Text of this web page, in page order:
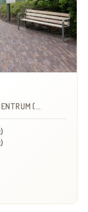
(WZC)
)
)